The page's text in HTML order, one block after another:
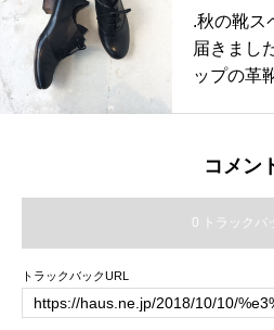
する事で
納力が備
属するの
h#ミステ
#松江カ
島根 #山
.秋の靴ス
届きまし
ップの革
め。革靴
tsue #島
コメン
0 トラックバ
トラックバックURL